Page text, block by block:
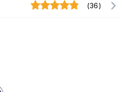
(36)